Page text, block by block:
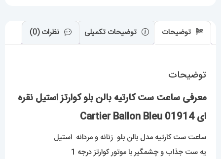
Bleu
عدد
توضیحات توضیحات تکمیلی نظرات (0)
توضیحات
معرفی ساعت ست کارتیه بالن بلو کوارتز استیل نقره
ای 01914 Cartier Ballon Bleu
ساعت ست کارتیه مدل بالن بلو زنانه و مردانه استیل
یه ست جذاب و چشمگیر با موتور کوارتز درجه 1